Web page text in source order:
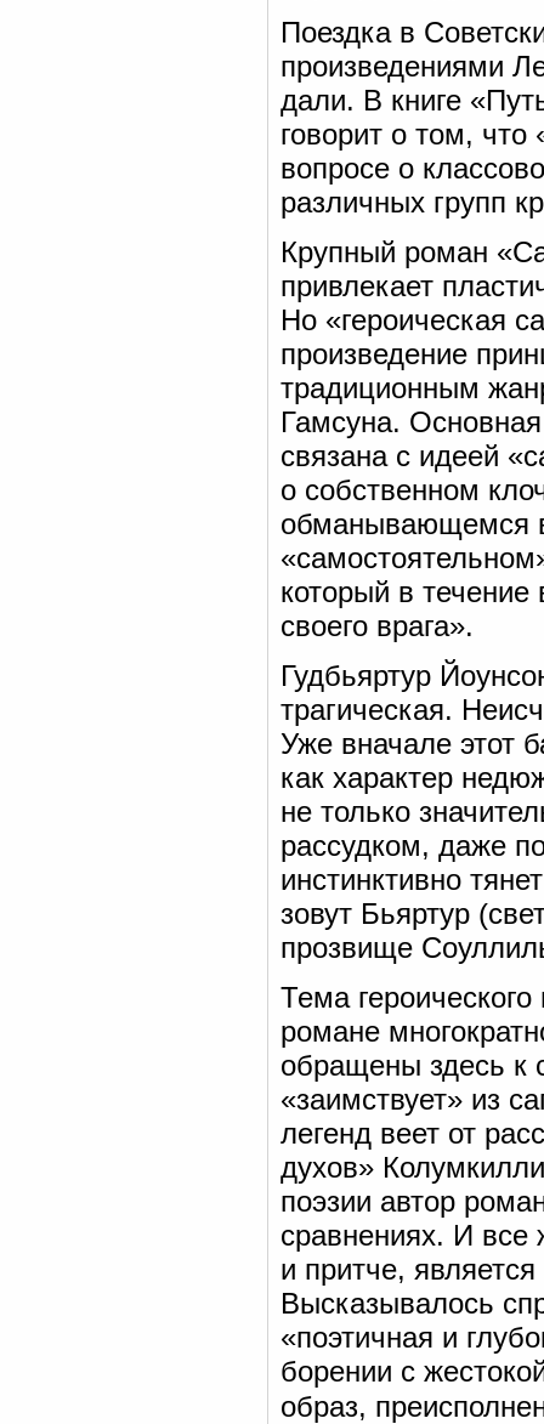
Поездка в
произведениями
дали. В книге
говорит о том, что
вопросе о
различных групп
Крупный роман
привлекает
Но «героическая
произведение
традиционным
Гамсуна.
связана с идеей
о собственном
обманывающемся
который в
своего врага».
Гудбьяртур
трагическая.
Уже вначале этот
как характер
не только
рассудком, даже
инстинктивно
зовут Бьяртур
прозвище
Тема
романе
обращены здесь к
«заимствует» из
легенд веет от
духов»
поэзии автор
сравнениях. И все
и притче,
Высказывалось
«поэтичная и
борении с
образ,